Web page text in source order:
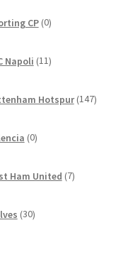
CP 0izdelkov
Napoli 11izdelkov
Hotspur 147
0izdelkov
Ham United 7izdelkov
30izdelkov